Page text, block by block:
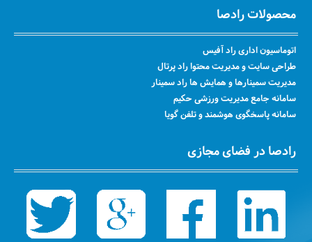
محصولات رادصا
اتوماسیون اداری راد آفیس
طراحی سایت و مدیریت محتوا راد پرتال
مدیریت سمینارها و همایش ها راد سمینار
سامانه جامع مدیریت ورزشی حکیم
سامانه پاسخگوی هوشمند و تلفن گویا
رادصا در فضای مجازی